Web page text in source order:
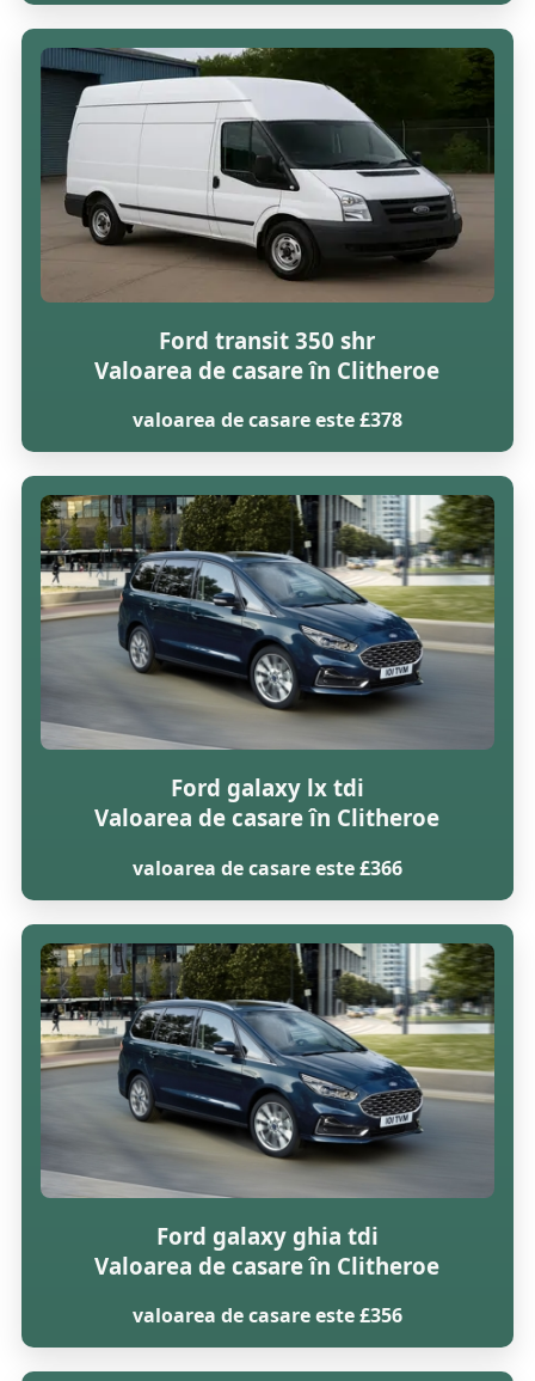
Ford transit 350 shr
Valoarea de casare în Clitheroe
valoarea de casare este £378
Ford galaxy lx tdi
Valoarea de casare în Clitheroe
valoarea de casare este £366
Ford galaxy ghia tdi
Valoarea de casare în Clitheroe
valoarea de casare este £356